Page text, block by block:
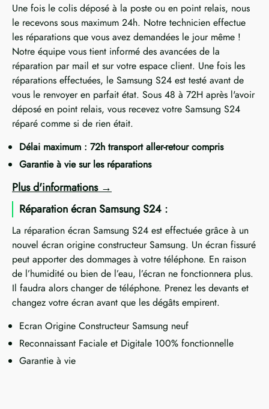
Une fois le colis déposé à la poste ou en point relais, nous
le recevons sous maximum 24h. Notre technicien effectue
les réparations que vous avez demandées le jour même !
Notre équipe vous tient informé des avancées de la
réparation par mail et sur votre espace client. Une fois les
réparations effectuées, le Samsung S24 est testé avant de
vous le renvoyer en parfait état. Sous 48 à 72H après l'avoir
déposé en point relais, vous recevez votre Samsung S24
réparé comme si de rien était.
Délai maximum : 72h transport aller-retour compris
Garantie à vie sur les réparations
Plus d'informations
Réparation écran Samsung S24 :
La réparation écran Samsung S24 est effectuée grâce à un
nouvel écran origine constructeur Samsung. Un écran fissuré
peut apporter des dommages à votre téléphone. En raison
de l’humidité ou bien de l’eau, l’écran ne fonctionnera plus.
Il faudra alors changer de téléphone. Prenez les devants et
changez votre écran avant que les dégâts empirent.
Ecran Origine Constructeur Samsung neuf
Reconnaissant Faciale et Digitale 100% fonctionnelle
Garantie à vie